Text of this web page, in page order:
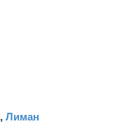
, Лиман